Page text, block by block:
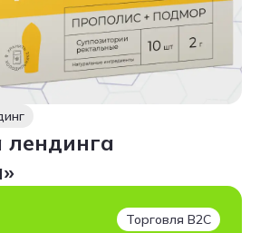
лендинга
Торговля B2C